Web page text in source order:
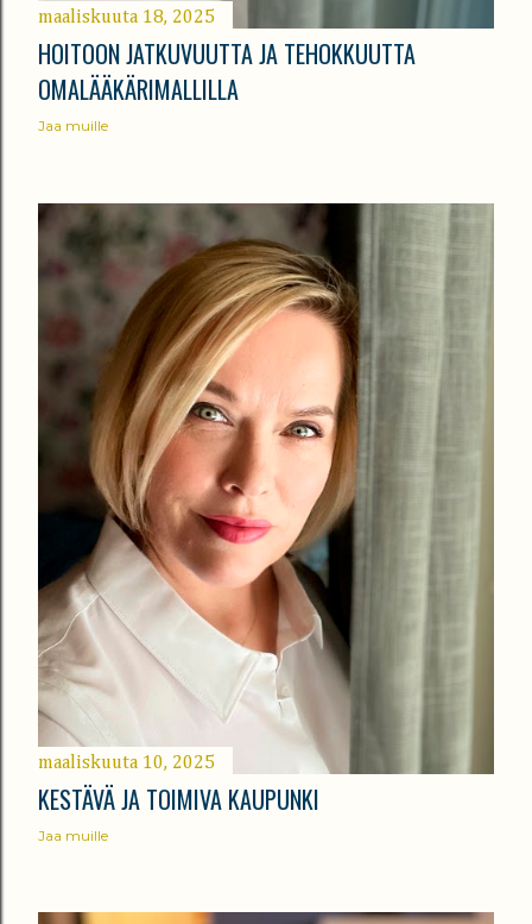
maaliskuuta 18, 2025
HOITOON JATKUVUUTTA JA TEHOKKUUTTA
OMALÄÄKÄRIMALLILLA
Jaa muille
maaliskuuta 10, 2025
KESTÄVÄ JA TOIMIVA KAUPUNKI
Jaa muille